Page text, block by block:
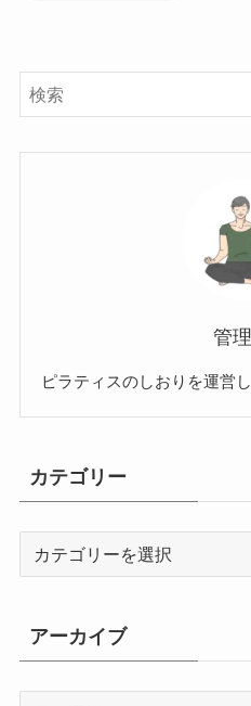
管
ピラティスのしおりを運営
カテゴリー
リ
ー
アーカイブ